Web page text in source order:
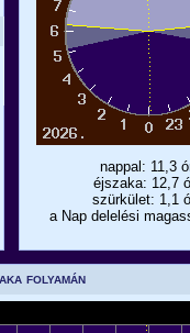
nappal: 11,3
éjszaka: 12,7
szürkület: 1,1
a Nap delelési
folyamán